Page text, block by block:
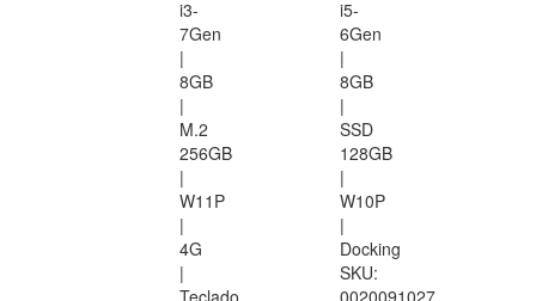
i3-
7Gen
|
8GB
|
M.2
256GB
|
W11P
|
4G
|
i5-
6Gen
|
8GB
|
SSD
128GB
|
W10P
|
Docking
SKU: